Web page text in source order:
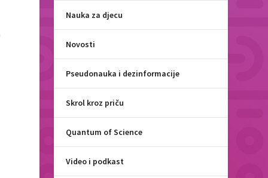
Nauka za djecu
Novosti
Pseudonauka i dezinformacije
Skrol kroz priču
Quantum of Science
Video i podkast